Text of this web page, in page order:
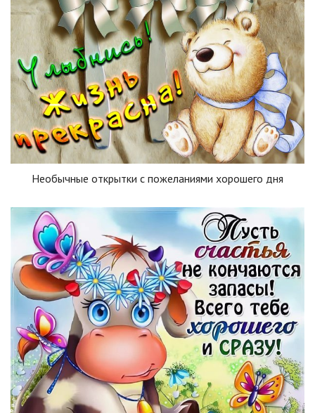
Необычные открытки с пожеланиями хорошего дня